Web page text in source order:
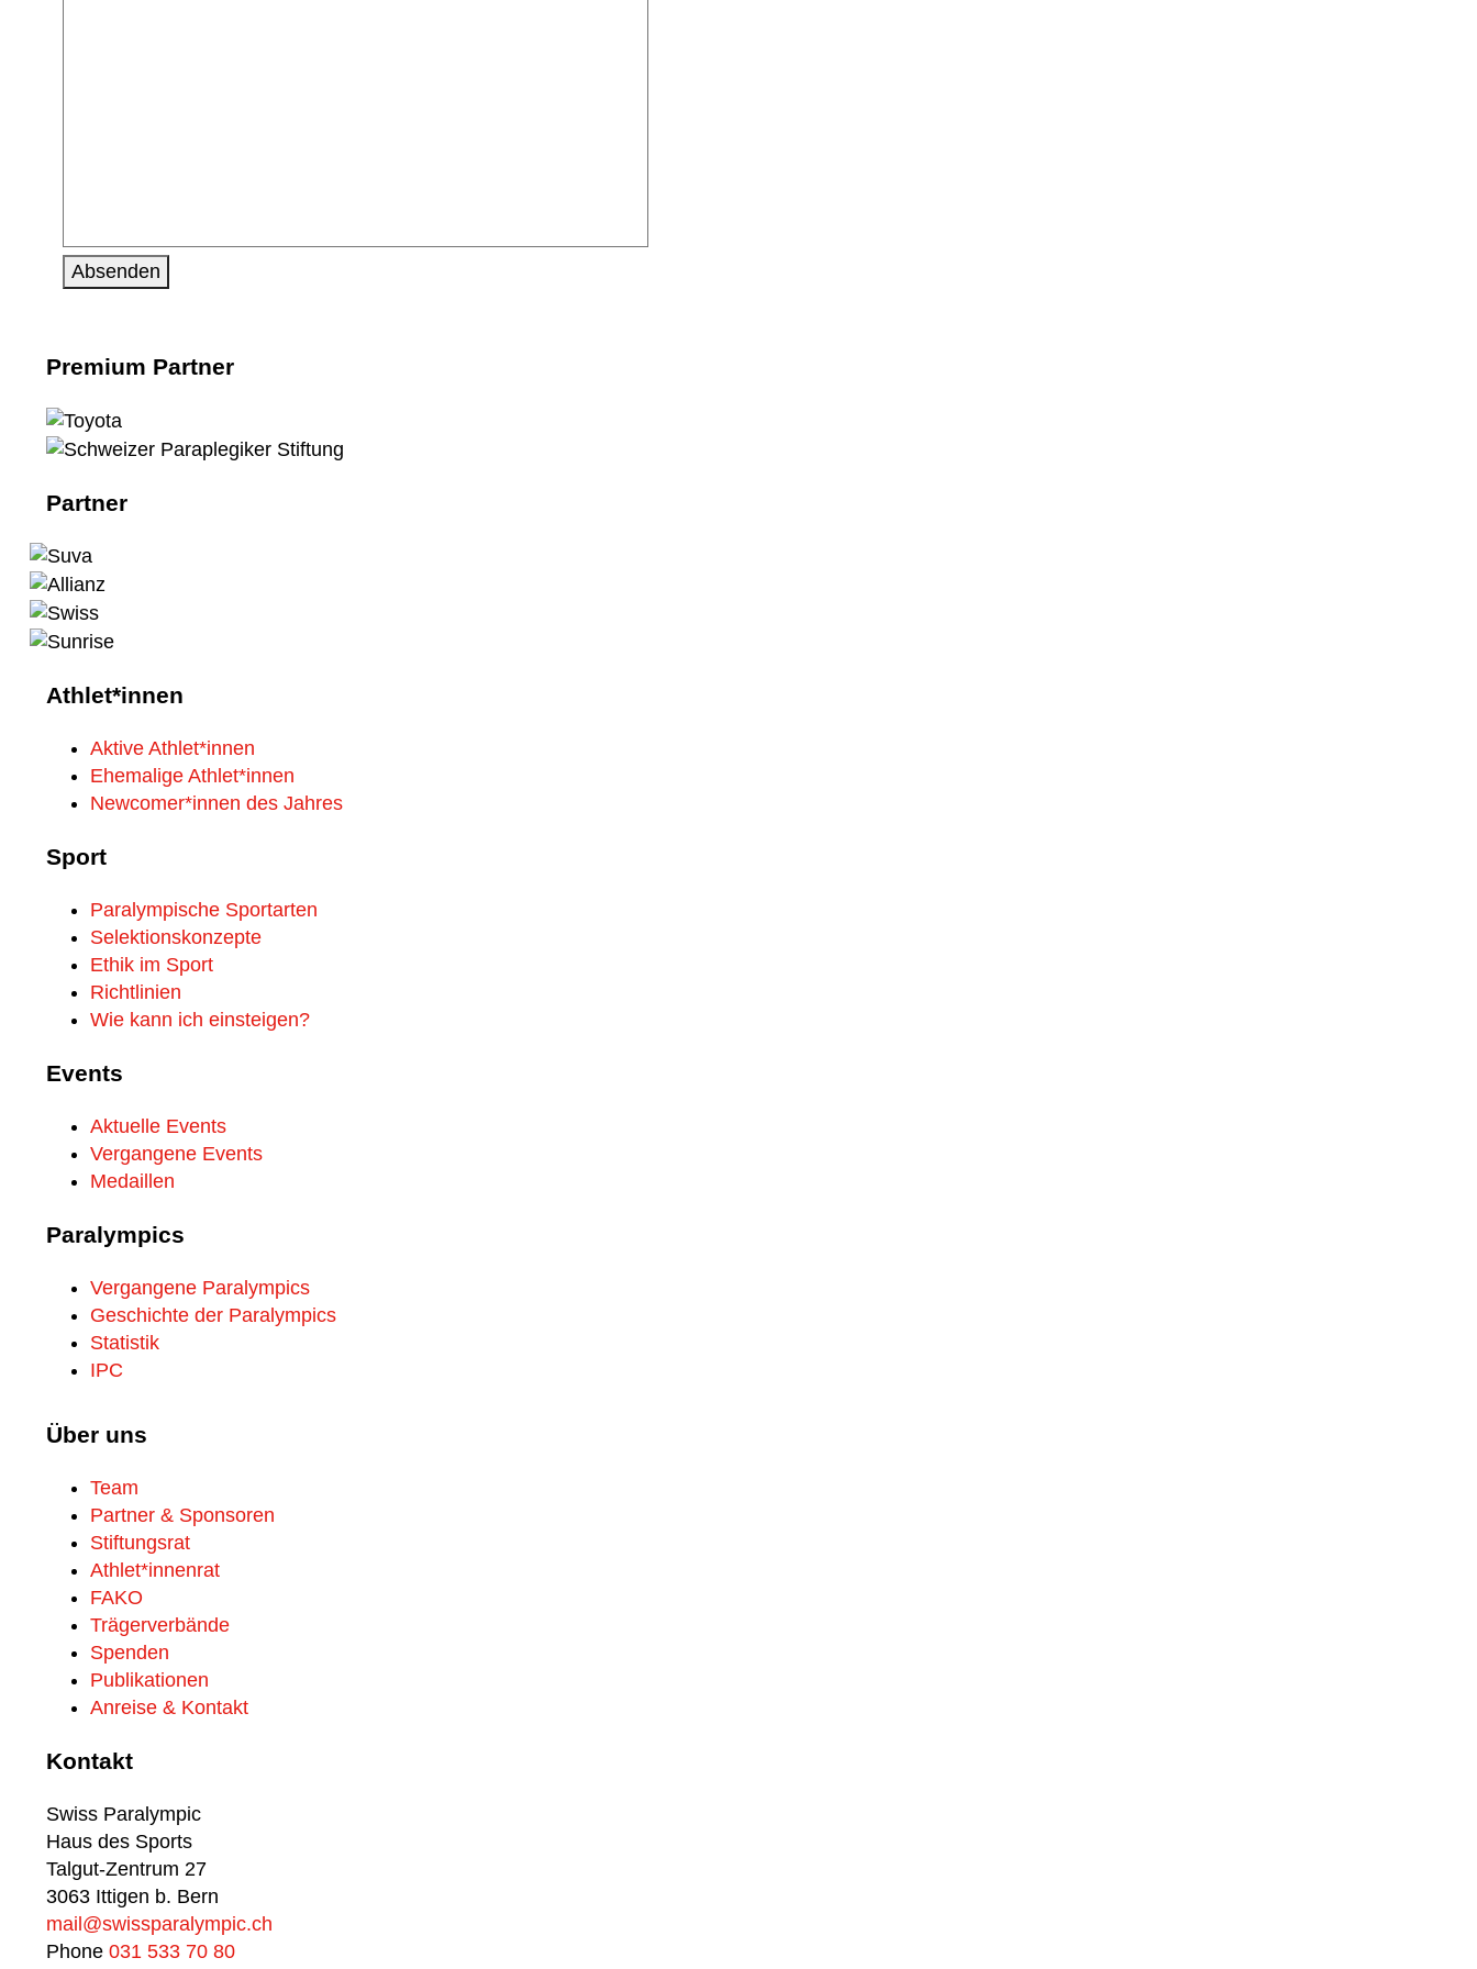
Premium Partner
Partner
Athlet*innen
Aktive Athlet*innen
Ehemalige Athlet*innen
Newcomer*innen des Jahres
Sport
Paralympische Sportarten
Selektionskonzepte
Ethik im Sport
Richtlinien
Wie kann ich einsteigen?
Events
Aktuelle Events
Vergangene Events
Medaillen
Paralympics
Vergangene Paralympics
Geschichte der Paralympics
Statistik
IPC
Über uns
Team
Partner & Sponsoren
Stiftungsrat
Athlet*innenrat
FAKO
Trägerverbände
Spenden
Publikationen
Anreise & Kontakt
Kontakt
Swiss Paralympic
Haus des Sports
Talgut-Zentrum 27
3063 Ittigen b. Bern
mail@swissparalympic.ch
Phone 031 533 70 80